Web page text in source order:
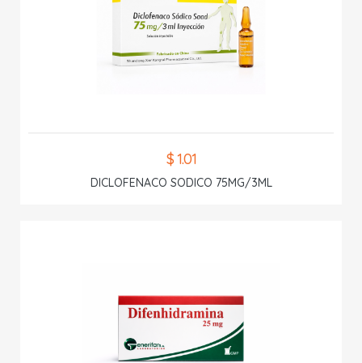
$ 1.01
DICLOFENACO SODICO 75MG/3ML